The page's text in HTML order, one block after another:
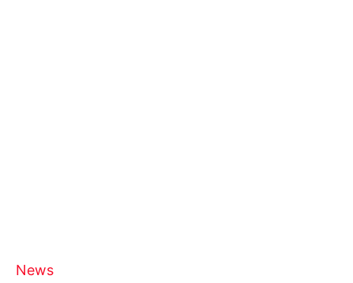
News